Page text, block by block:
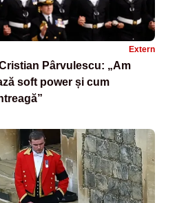
Extern
Pârvulescu: „Am
soft power și cum